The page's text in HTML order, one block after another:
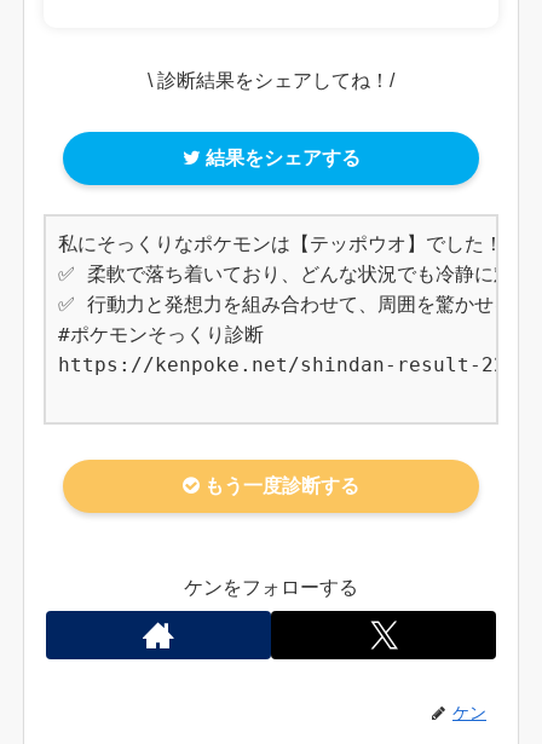
\ 診断結果をシェアしてね！/
結果をシェアする
私にそっくりなポケモンは【テッポウオ】でした！
✅ 柔軟で落ち着いており、どんな状況でも冷静に対応
✅ 行動力と発想力を組み合わせて、周囲を驚かせる結
#ポケモンそっくり診断
https://kenpoke.net/shindan-result-223
もう一度診断する
ケンをフォローする
ケン